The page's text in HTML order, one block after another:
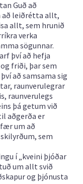
Guð að
að leiðrétta allt,
allt, sem hrunið
verka
sögunnar.
því að hefja
friði, þar sem
að samsama sig
raunverulegrar
raunverulegs
þá getum við
aðgerða er
um að
sem
í „kveini þjóðar
um allt svið
og þjónusta